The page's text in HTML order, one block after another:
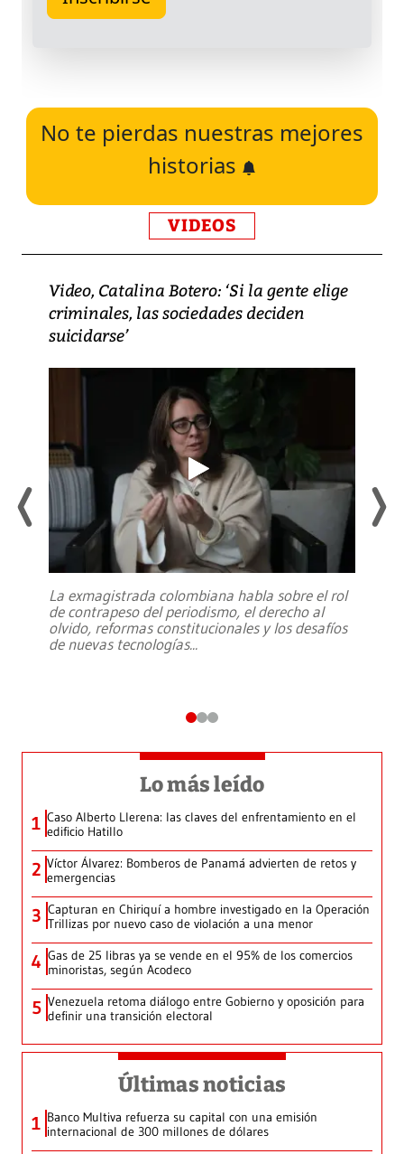
No te pierdas nuestras mejores
historias
VIDEOS
Video, Catalina Botero: ‘Si la gente elige
criminales, las sociedades deciden
suicidarse’
La exmagistrada colombiana habla sobre el rol
de contrapeso del periodismo, el derecho al
olvido, reformas constitucionales y los desafíos
de nuevas tecnologías...
Lo más leído
1 Caso Alberto Llerena: las claves del enfrentamiento en el
edificio Hatillo
2 Víctor Álvarez: Bomberos de Panamá advierten de retos y
emergencias
3 Capturan en Chiriquí a hombre investigado en la Operación
Trillizas por nuevo caso de violación a una menor
4 Gas de 25 libras ya se vende en el 95% de los comercios
minoristas, según Acodeco
5 Venezuela retoma diálogo entre Gobierno y oposición para
definir una transición electoral
Últimas noticias
1 Banco Multiva refuerza su capital con una emisión
internacional de 300 millones de dólares